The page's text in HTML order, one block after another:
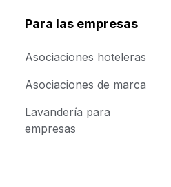
Para las empresas
Asociaciones hoteleras
Asociaciones de marca
Lavandería para
empresas